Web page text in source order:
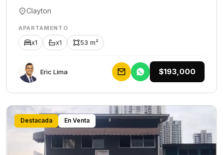
Clayton
APARTAMENTO
x1 x1 53 m²
Eric Lima $193,000
Destacada En Venta